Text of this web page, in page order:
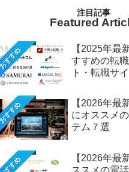
Featured
すめ
【2025年最
すすめの転
ト・転職サ
すめ
【2026年最
にオススメ
テム７選
【2026年最
ススメの電